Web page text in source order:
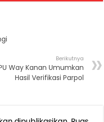
Berikutnya
Way Kanan Umumkan
Hasil Verifikasi Parpol